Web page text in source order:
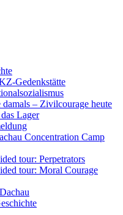
Gedenkstätte
– Zivilcourage heute
Lager
Concentration Camp
tour: Perpetrators
tour: Moral Courage